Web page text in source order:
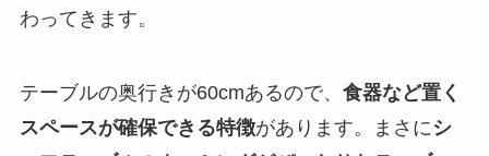
わってきます。
テーブルの奥行きが60cmあるので、 食器など置く
スペースが確保できる特徴があります。まさに シ